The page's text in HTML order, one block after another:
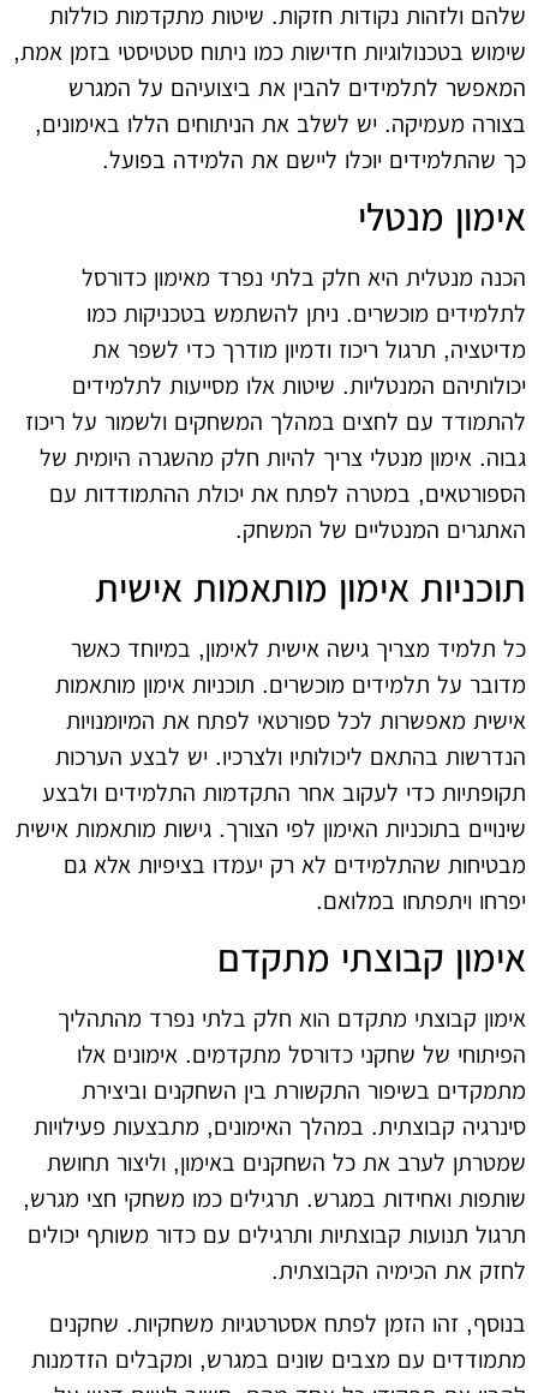
שלהם ולזהות נקודות חזקות. שיטות מתקדמות כוללות
שימוש בטכנולוגיות חדישות כמו ניתוח סטטיסטי בזמן אמת,
המאפשר לתלמידים להבין את ביצועיהם על המגרש
בצורה מעמיקה. יש לשלב את הניתוחים הללו באימונים,
כך שהתלמידים יוכלו ליישם את הלמידה בפועל.
אימון מנטלי
הכנה מנטלית היא חלק בלתי נפרד מאימון כדורסל
לתלמידים מוכשרים. ניתן להשתמש בטכניקות כמו
מדיטציה, תרגול ריכוז ודמיון מודרך כדי לשפר את
יכולותיהם המנטליות. שיטות אלו מסייעות לתלמידים
להתמודד עם לחצים במהלך המשחקים ולשמור על ריכוז
גבוה. אימון מנטלי צריך להיות חלק מהשגרה היומית של
הספורטאים, במטרה לפתח את יכולת ההתמודדות עם
האתגרים המנטליים של המשחק.
תוכניות אימון מותאמות אישית
כל תלמיד מצריך גישה אישית לאימון, במיוחד כאשר
מדובר על תלמידים מוכשרים. תוכניות אימון מותאמות
אישית מאפשרות לכל ספורטאי לפתח את המיומנויות
הנדרשות בהתאם ליכולותיו ולצרכיו. יש לבצע הערכות
תקופתיות כדי לעקוב אחר התקדמות התלמידים ולבצע
שינויים בתוכניות האימון לפי הצורך. גישות מותאמות אישית
מבטיחות שהתלמידים לא רק יעמדו בציפיות אלא גם
יפרחו ויתפתחו במלואם.
אימון קבוצתי מתקדם
אימון קבוצתי מתקדם הוא חלק בלתי נפרד מהתהליך
הפיתוחי של שחקני כדורסל מתקדמים. אימונים אלו
מתמקדים בשיפור התקשורת בין השחקנים וביצירת
סינרגיה קבוצתית. במהלך האימונים, מתבצעות פעילויות
שמטרתן לערב את כל השחקנים באימון, וליצור תחושת
שותפות ואחידות במגרש. תרגילים כמו משחקי חצי מגרש,
תרגול תנועות קבוצתיות ותרגילים עם כדור משותף יכולים
לחזק את הכימיה הקבוצתית.
בנוסף, זהו הזמן לפתח אסטרטגיות משחקיות. שחקנים
מתמודדים עם מצבים שונים במגרש, ומקבלים הזדמנות